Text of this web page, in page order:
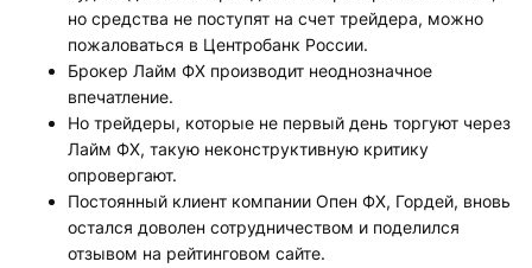
но средства не поступят на счет трейдера, можно
пожаловаться в Центробанк России.
Брокер Лайм ФХ производит неоднозначное
впечатление.
Но трейдеры, которые не первый день торгуют через
Лайм ФХ, такую неконструктивную критику
опровергают.
Постоянный клиент компании Опен ФХ, Гордей, вновь
остался доволен сотрудничеством и поделился
отзывом на рейтинговом сайте.